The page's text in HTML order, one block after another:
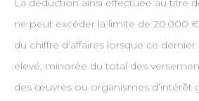
La déduction ainsi effectuée au titre
ne peut excéder la limite de 20 000
du chiffre d’affaires lorsque ce
élevé, minorée du total des
des œuvres ou organismes d’intérêt